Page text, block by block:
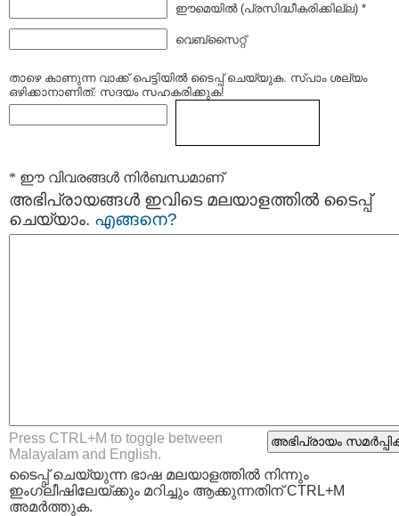
ഈമെയില്‍ (പ്രസിദ്ധീകരിക്കില്ല) *
വെബ്സൈറ്റ്
താഴെ കാണുന്ന വാക്ക് പെട്ടിയില്‍ ടൈപ്പ്‌ ചെയ്യുക. സ്പാം ശല്യം
ഒഴിക്കാനാണിത്. സദയം സഹകരിക്കുക!
* ഈ വിവരങ്ങള്‍ നിര്‍ബന്ധമാണ്
അഭിപ്രായങ്ങള്‍ ഇവിടെ മലയാളത്തില്‍ ടൈപ്പ്
ചെയ്യാം. എങ്ങനെ?
Press CTRL+M to toggle between
Malayalam and English.
ടൈപ്പ്‌ ചെയ്യുന്ന ഭാഷ മലയാളത്തില്‍ നിന്നും
ഇംഗ്ലീഷിലേയ്ക്കും മറിച്ചും ആക്കുന്നതിന് CTRL+M
അമര്‍ത്തുക.